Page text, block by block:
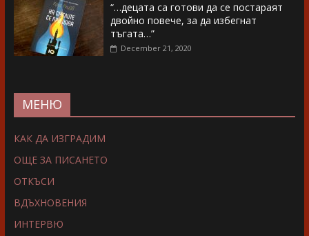
“…децата са готови да се постараят
двойно повече, за да избегнат
тъгата…”
December 21, 2020
МЕНЮ
КАК ДА ИЗГРАДИМ
ОЩЕ ЗА ПИСАНЕТО
ОТКЪСИ
ВДЪХНОВЕНИЯ
ИНТЕРВЮ